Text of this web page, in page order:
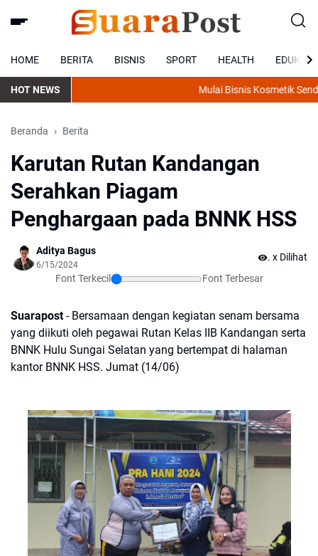
HOME BERITA BISNIS SPORT HEALTH EDUKASI
HOT NEWS Mulai Bisnis Kosmetik
Beranda Berita
Karutan Rutan Kandangan
Serahkan Piagam
Penghargaan pada BNNK HSS
Aditya Bagus
6/15/2024
Font Terkecil Font Terbesar
. x Dilihat
Suarapost- Bersamaan dengan kegiatan senam bersama
yang diikuti oleh pegawai Rutan Kelas IIB Kandangan serta
BNNK Hulu Sungai Selatan yang bertempat di halaman
kantor BNNK HSS. Jumat (14/06)